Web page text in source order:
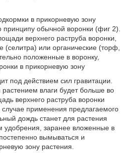
в прикорневую зону
принципу обычной воронки (фиг 2).
верхнего раструба воронки,
или органические (торф,
положенные в воронку,
в прикорневую зону
под действием сил гравитации.
влаги будет больше во
верхнего раструба воронки
применения предлагаемого
дождь станет для растения
заранее вложенные в
вымываться и
зону растения.